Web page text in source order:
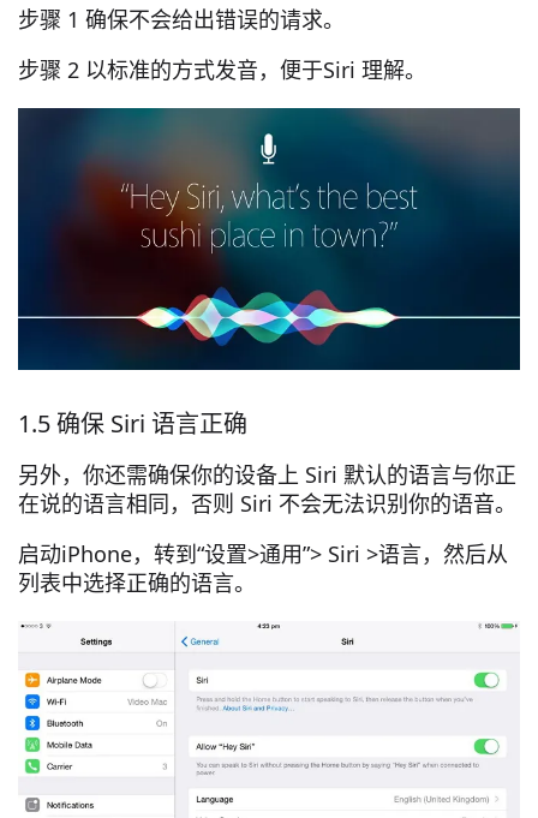
步骤 1 确保不会给出错误的请求。
步骤 2 以标准的方式发音，便于Siri 理解。
1.5 确保 Siri 语言正确
另外，你还需确保你的设备上 Siri 默认的语言与你正
在说的语言相同，否则 Siri 不会无法识别你的语音。
启动iPhone，转到“设置>通用”> Siri >语言，然后从
列表中选择正确的语言。